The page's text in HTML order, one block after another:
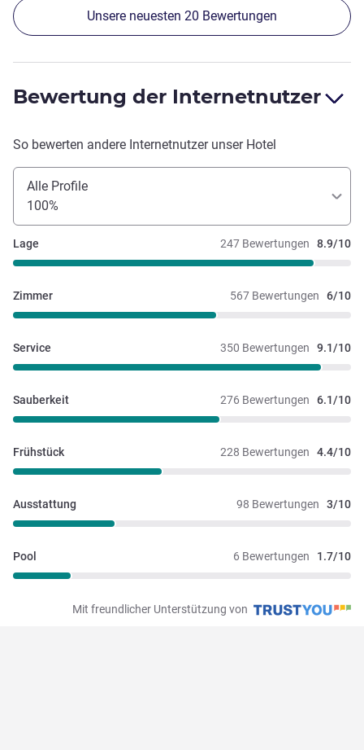
Unsere neuesten 20 Bewertungen
Bewertung der Internetnutzer
So bewerten andere Internetnutzer unser Hotel
Alle Profile
100%
247 Bewertungen 8.9/10
Lage
567 Bewertungen 6/10
Zimmer
350 Bewertungen 9.1/10
Service
276 Bewertungen 6.1/10
Sauberkeit
228 Bewertungen 4.4/10
Frühstück
98 Bewertungen 3/10
Ausstattung
6 Bewertungen 1.7/10
Pool
Mit freundlicher Unterstützung von